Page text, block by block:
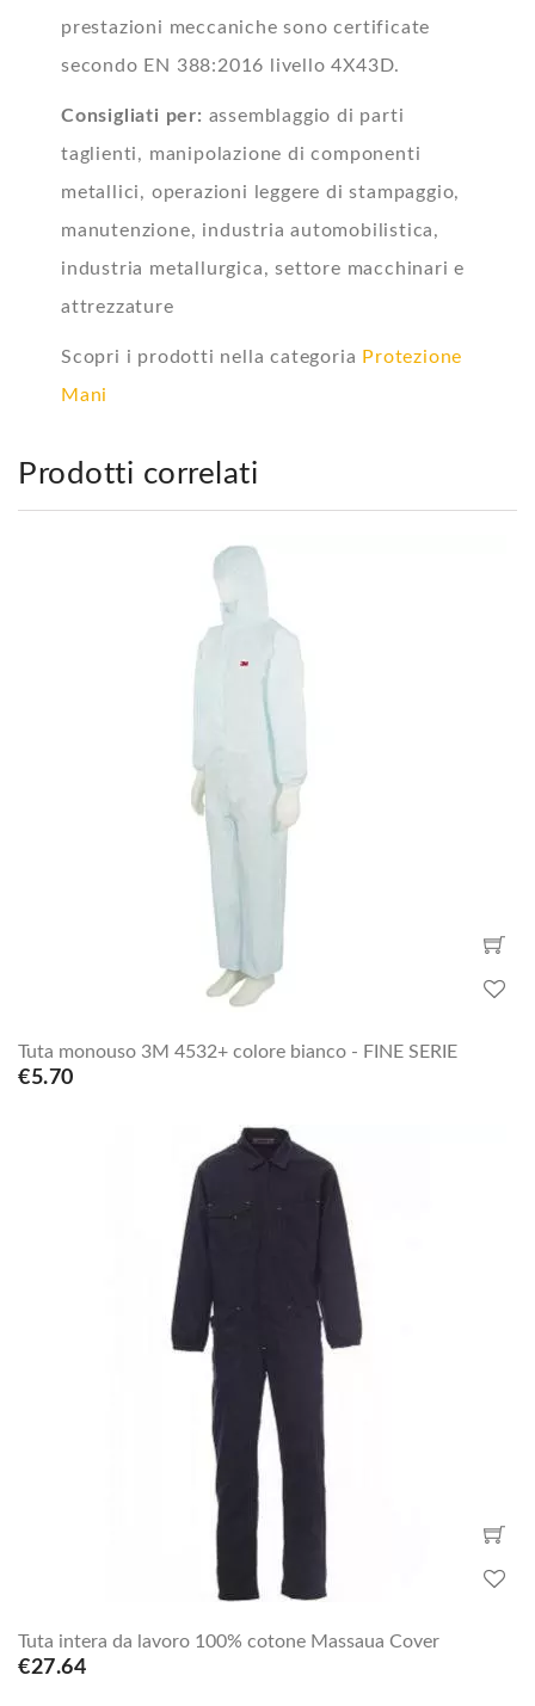
prestazioni meccaniche sono certificate
secondo EN 388:2016 livello 4X43D.
Consigliati per: assemblaggio di parti
taglienti, manipolazione di componenti
metallici, operazioni leggere di stampaggio,
manutenzione, industria automobilistica,
industria metallurgica, settore macchinari e
attrezzature
Scopri i prodotti nella categoria Protezione
Mani
Prodotti correlati
Tuta monouso 3M 4532+ colore bianco - FINE SERIE
€5.70
Tuta intera da lavoro 100% cotone Massaua Cover
€27.64